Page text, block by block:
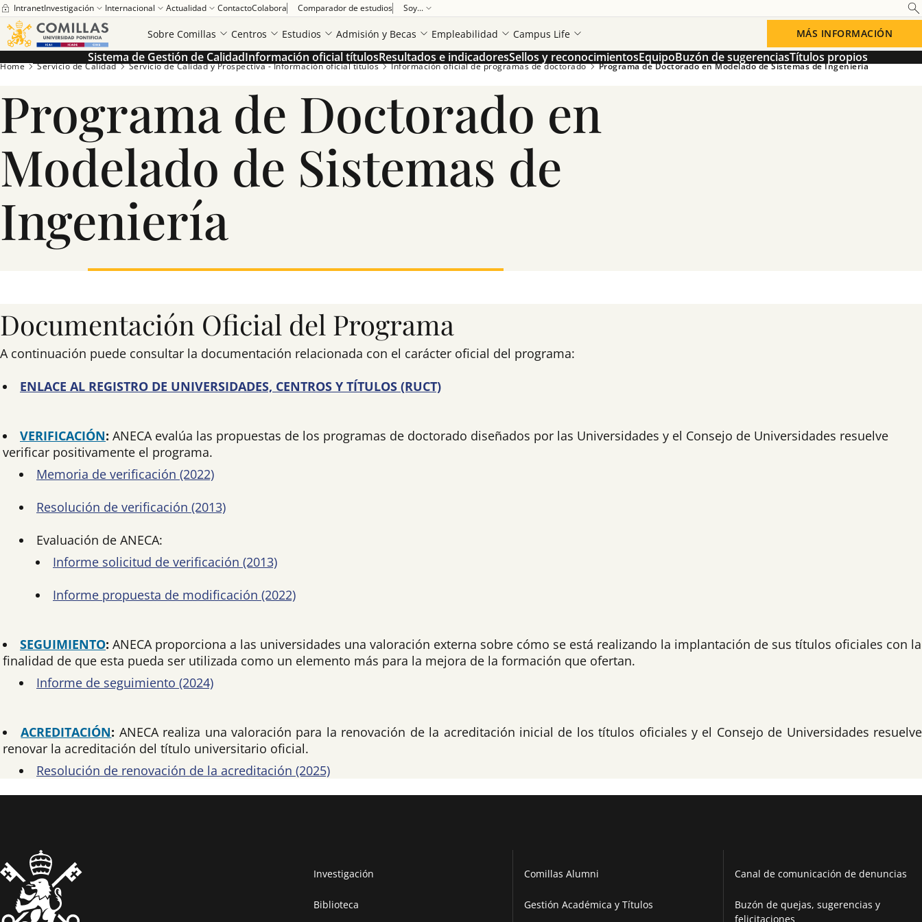
IntranetInvestigación Internacional Actualidad ContactoColabora Comparador de estudios Soy...
Sobre Comillas Centros Estudios Admisión y Becas Empleabilidad Campus Life MÁS INFORMACIÓN
Sistema de Gestión de CalidadInformación oficial títulosResultados e indicadoresSellos y reconocimientosEquipoBuzón de sugerenciasTítulos propios
Home Servicio de Calidad Servicio de Calidad y Prospectiva - Información oficial títulos Información oficial de programas de doctorado Programa de Doctorado en Modelado de Sistemas de Ingeniería
Programa de Doctorado en
Modelado de Sistemas de
Ingeniería
Documentación Oficial del Programa
A continuación puede consultar la documentación relacionada con el carácter oficial del programa:
ENLACE AL REGISTRO DE UNIVERSIDADES, CENTROS Y TÍTULOS (RUCT)
VERIFICACIÓN: ANECA evalúa las propuestas de los programas de doctorado diseñados por las Universidades y el Consejo de Universidades resuelve
verificar positivamente el programa.
Memoria de verificación (2022)
Resolución de verificación (2013)
Evaluación de ANECA:
Informe solicitud de verificación (2013)
Informe propuesta de modificación (2022)
SEGUIMIENTO: ANECA proporciona a las universidades una valoración externa sobre cómo se está realizando la implantación de sus títulos oficiales con la
finalidad de que esta pueda ser utilizada como un elemento más para la mejora de la formación que ofertan.
Informe de seguimiento (2024)
ACREDITACIÓN: ANECA realiza una valoración para la renovación de la acreditación inicial de los títulos oficiales y el Consejo de Universidades resuelve
renovar la acreditación del título universitario oficial.
Resolución de renovación de la acreditación (2025)
Investigación
Biblioteca
Comillas Alumni
Gestión Académica y Títulos
Canal de comunicación de denuncias
Buzón de quejas, sugerencias y
felicitaciones